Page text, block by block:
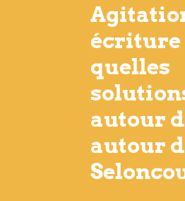
écriture
quelles
autour
autour